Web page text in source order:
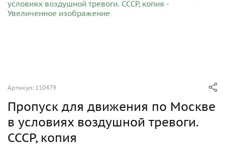
Артикул: 110479
Пропуск для движения по Москве
в условиях воздушной тревоги.
СССР, копия